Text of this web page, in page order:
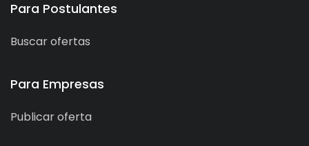
Para Postulantes
Buscar ofertas
Para Empresas
Publicar oferta